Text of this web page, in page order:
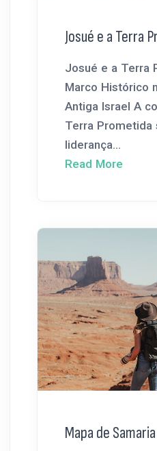
Josué e a Terra
Josué e a Terra
Marco Histórico
Antiga Israel A
Terra Prometida
liderança...
Read More
Mapa de